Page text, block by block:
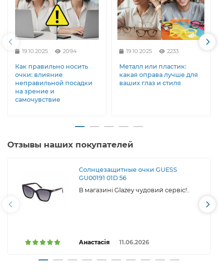
19.10.2025 2094
Как правильно носить
очки: влияние
неправильной посадки
на зрение и
самочувствие
19.10.2025 2233
Металл или пластик:
какая оправа лучше для
ваших глаз и стиля
Отзывы наших покупателей
Солнцезащитные очки GUESS
GU00191 01D 56
В магазині Glazey чудовий сервіс!..
Анастасія 11.06.2026